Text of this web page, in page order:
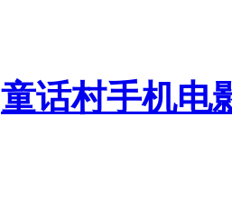
童话村手机电